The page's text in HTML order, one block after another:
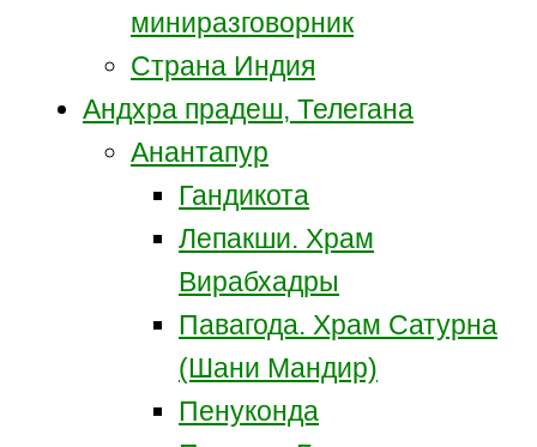
миниразговорник
Страна Индия
Андхра прадеш, Телегана
Анантапур
Гандикота
Лепакши. Храм
Вирабхадры
Павагода. Храм Сатурна
(Шани Мандир)
Пенуконда